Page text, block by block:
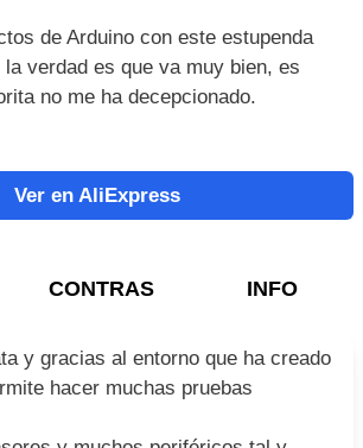
DE DESARROLLO ATMEGA328P
ARDUINO UNO R3 ...
de Arduino con este estupenda
la verdad es que va muy bien, es